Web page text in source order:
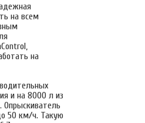
на всем
на
и на 8000 л из
Опрыскиватель
50 км/ч. Такую